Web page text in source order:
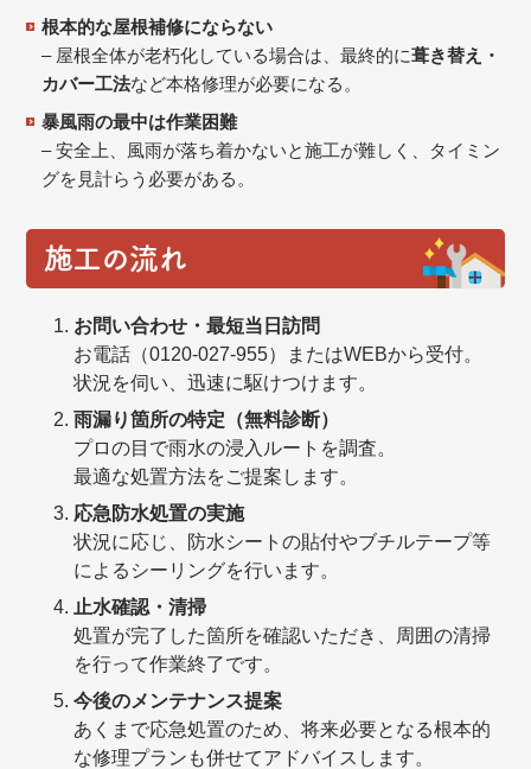
根本的な屋根補修にならない
– 屋根全体が老朽化している場合は、最終的に葺き替え・
カバー工法など本格修理が必要になる。
暴風雨の最中は作業困難
– 安全上、風雨が落ち着かないと施工が難しく、タイミン
グを見計らう必要がある。
施工の流れ
お問い合わせ・最短当日訪問
お電話（0120-027-955）またはWEBから受付。
状況を伺い、迅速に駆けつけます。
雨漏り箇所の特定（無料診断）
プロの目で雨水の浸入ルートを調査。
最適な処置方法をご提案します。
応急防水処置の実施
状況に応じ、防水シートの貼付やブチルテープ等
によるシーリングを行います。
止水確認・清掃
処置が完了した箇所を確認いただき、周囲の清掃
を行って作業終了です。
今後のメンテナンス提案
あくまで応急処置のため、将来必要となる根本的
な修理プランも併せてアドバイスします。